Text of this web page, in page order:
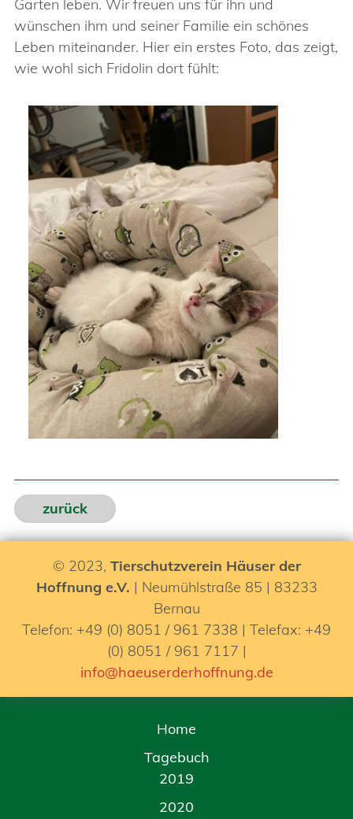
Garten leben. Wir freuen uns für ihn und
wünschen ihm und seiner Familie ein schönes
Leben miteinander. Hier ein erstes Foto, das zeigt,
wie wohl sich Fridolin dort fühlt:
zurück
© 2023, Tierschutzverein Häuser der
Hoffnung e.V. | Neumühlstraße 85 | 83233
Bernau
Telefon: +49 (0) 8051 / 961 7338 | Telefax: +49
(0) 8051 / 961 7117 |
info@haeuserderhoffnung.de
Home
Tagebuch
2019
2020